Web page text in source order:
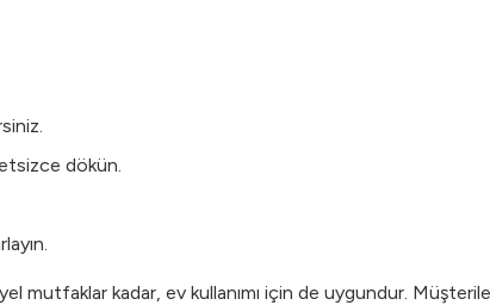
dökün.
mutfaklar kadar, ev kullanımı için de uygundur.